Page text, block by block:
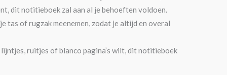
dit notitieboek zal aan al je behoeften voldoen.
tas of rugzak meenemen, zodat je altijd en overal
ruitjes of blanco pagina’s wilt, dit notitieboek